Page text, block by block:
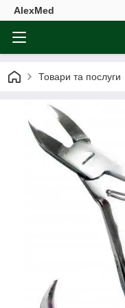
AlexMed
Товари та послуги